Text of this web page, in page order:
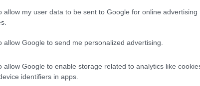
allow my user data to be sent to Google for online advertising
allow Google to send me personalized advertising.
allow Google to enable storage related to analytics like
identifiers in apps.
nivel que el año pasado, pero es otro jugador
blanca y su capacidad para ayudar en
en 14 partidos y un promedio de puntos
de la jornada 2
en el 11 ideal de la jornada 2 del Comunio